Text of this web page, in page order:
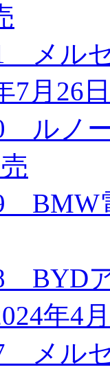
メル
7月26
ルノ
BMW
BYD
年4
メル